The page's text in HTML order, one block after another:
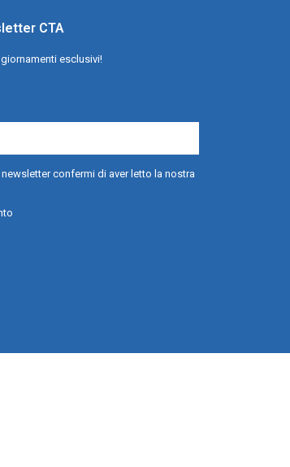
CTA
esclusivi!
confermi di aver letto la nostra